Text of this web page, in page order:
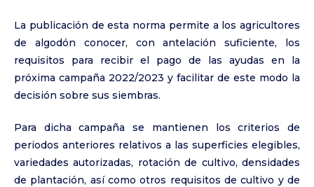
La publicación de esta norma permite a los agricultores
de algodón conocer, con antelación suficiente, los
requisitos para recibir el pago de las ayudas en la
próxima campaña 2022/2023 y facilitar de este modo la
decisión sobre sus siembras.
Para dicha campaña se mantienen los criterios de
periodos anteriores relativos a las superficies elegibles,
variedades autorizadas, rotación de cultivo, densidades
de plantación, así como otros requisitos de cultivo y de